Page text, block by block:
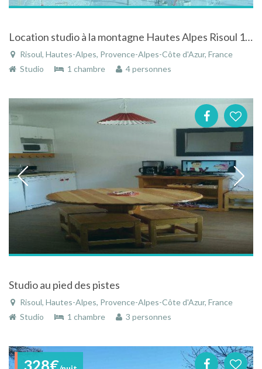
Location studio à la montagne Hautes Alpes Risoul 1850, plein sud à 50m des pistes de ski
Risoul, Hautes-Alpes, Provence-Alpes-Côte d'Azur, France
Studio
1 chambre 4 personnes
Studio au pied des pistes
Risoul, Hautes-Alpes, Provence-Alpes-Côte d'Azur, France
Studio
1 chambre 3 personnes